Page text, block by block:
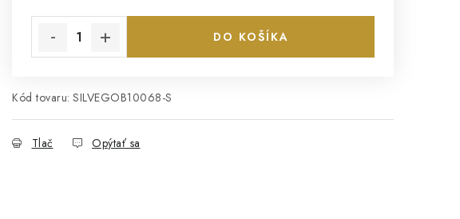
DO KOŠÍKA
Kód tovaru: SILVEGOB10068-S
Tlač Opýtať sa